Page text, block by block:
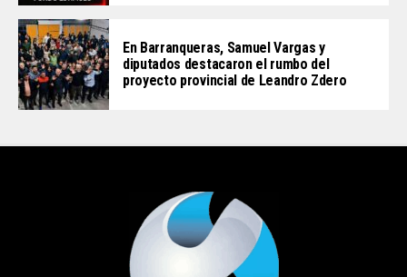
En Barranqueras, Samuel Vargas y
diputados destacaron el rumbo del
proyecto provincial de Leandro Zdero